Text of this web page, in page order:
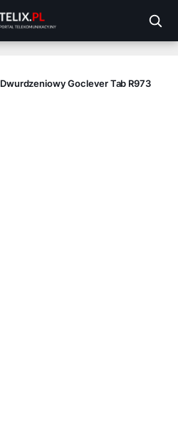
Dwurdzeniowy Goclever Tab R973